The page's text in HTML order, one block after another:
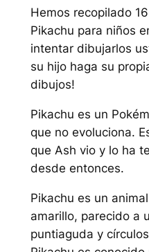
Hemos recopilado
Pikachu para niños
intentar dibujarlos
su hijo haga su
dibujos!
Pikachu es un
que no evoluciona.
que Ash vio y lo ha
desde entonces.
Pikachu es un
amarillo, parecido a
puntiaguda y